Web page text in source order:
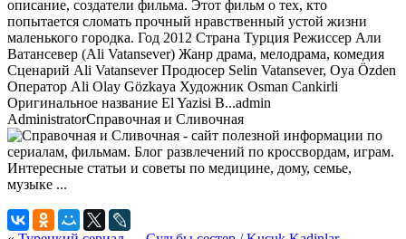
описание, создатели фильма. Этот фильм о тех, кто
попытается сломать прочный нравственный устой жизни
маленького городка. Год 2012 Страна Турция Режиссер Али
Ватансевер (Ali Vatansever) Жанр драма, мелодрама, комедия
Cценарий Ali Vatansever Продюсер Selin Vatansever, Oya Özden
Оператор Ali Olay Gözkaya Художник Osman Cankirli
Оригинальное название El Yazisi В...admin
AdministratorСправочная и Сливочная